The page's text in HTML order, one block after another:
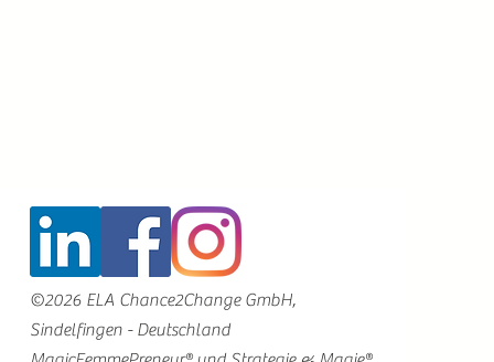
©2026 ELA Chance2Change GmbH,
Sindelfingen - Deutschland